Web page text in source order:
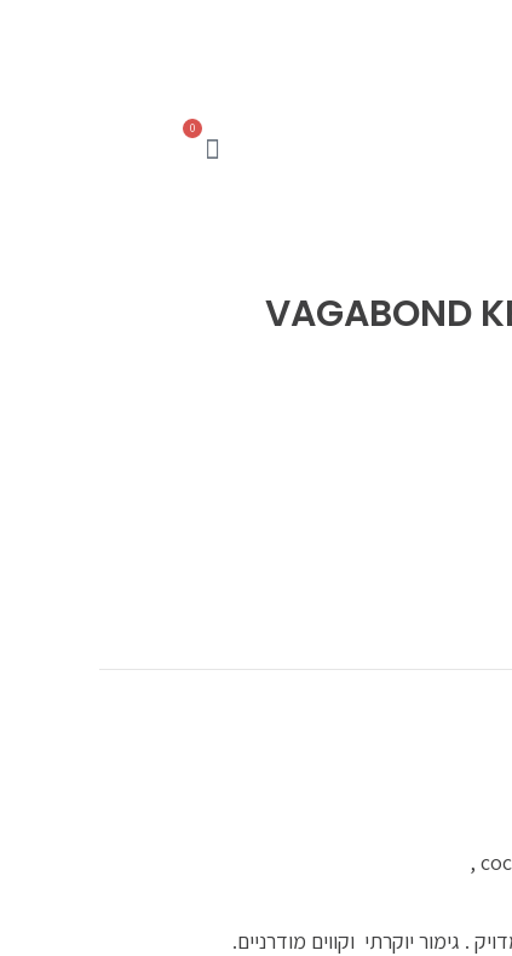
0
עגלת
VAGABOND
. גימור יוקרתי וקווים מודרניים.